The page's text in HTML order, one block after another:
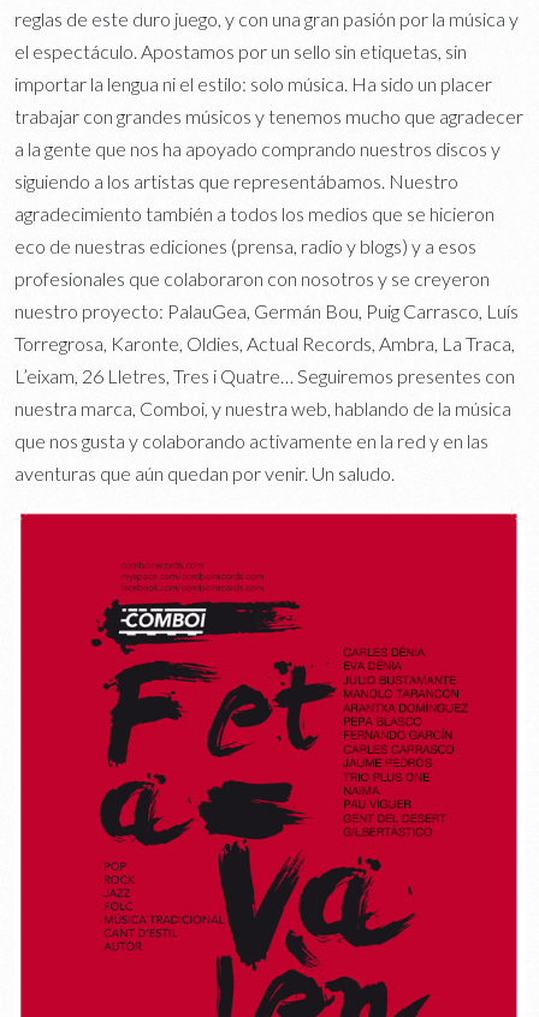
reglas de este duro juego, y con una gran pasión por la música y
el espectáculo. Apostamos por un sello sin etiquetas, sin
importar la lengua ni el estilo: solo música. Ha sido un placer
trabajar con grandes músicos y tenemos mucho que agradecer
a la gente que nos ha apoyado comprando nuestros discos y
siguiendo a los artistas que representábamos. Nuestro
agradecimiento también a todos los medios que se hicieron
eco de nuestras ediciones (prensa, radio y blogs) y a esos
profesionales que colaboraron con nosotros y se creyeron
nuestro proyecto: PalauGea, Germán Bou, Puig Carrasco, Luís
Torregrosa, Karonte, Oldies, Actual Records, Ambra, La Traca,
L’eixam, 26 Lletres, Tres i Quatre… Seguiremos presentes con
nuestra marca, Comboi, y nuestra web, hablando de la música
que nos gusta y colaborando activamente en la red y en las
aventuras que aún quedan por venir. Un saludo.